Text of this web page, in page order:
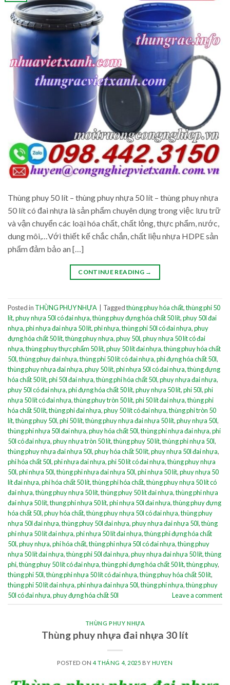
Thùng phuy 50 lít – thùng phuy nhựa 50 lít – thùng phuy nhựa
50 lít có đai nhựa là sản phẩm chuyên dụng trong việc lưu trữ
và vận chuyển các loại hóa chất, chất lỏng, thực phẩm, nước,
dung môi,…Với thiết kế chắc chắn, chất liệu nhựa HDPE sản
phẩm đảm bảo an […]
CONTINUE READING →
Posted in THÙNG PHUY NHỰA Taggedthùng phuy hóa chất,thùng phi 50
lít,phuy nhựa 50l có đai nhựa,thùng phuy đựng hóa chất 50 lít,phuy 50l đai
nhựa,phi nhựa đai nhựa 50 lít,phi nhựa,thùng phi 50l có đai nhựa,phuy
đựng hóa chất 50 lít,thùng phuy nhựa,phuy 50l,phuy nhựa 50 lít có đai
nhựa,thùng phuy thực phẩm 50 lít,phuy 50 lít đai nhựa,thùng phuy hóa chất
50l,thùng phuy đai nhựa,thùng phi 50 lít có đai nhựa,phi đựng hóa chất 50l,
thùng phuy nhựa đai nhựa,phuy 50 lít,phi nhựa 50l có đai nhựa,thùng đựng
hóa chất 50 lít,phi 50l đai nhựa,thùng phi hóa chất 50l,phuy nhựa đai nhựa,
phuy 50l có đai nhựa,phi đựng hóa chất 50 lít,phuy nhựa 50 lít,phi 50l,phi
nhựa 50 lít có đai nhựa,thùng phuy tròn 50 lít,phi 50 lít đai nhựa,thùng phi
hóa chất 50 lít,thùng phi đai nhựa,phuy 50 lít có đai nhựa,thùng phi tròn 50
lít,thùng phuy 50l,phi 50 lít,thùng phuy nhựa đai nhựa 50 lít,phuy nhựa 50l,
thùng phi nhựa 50l đai nhựa,phuy hóa chất 50l,thùng phi nhựa đai nhựa,phi
50l có đai nhựa,phuy nhựa tròn 50 lít,thùng phuy 50 lít,thùng phi nhựa 50l,
thùng phuy nhựa đai nhựa 50l,phuy hóa chất 50 lít,phuy nhựa 50l đai nhựa,
phi hóa chất 50l,phi nhựa đai nhựa,phi 50 lít có đai nhựa,thùng phuy nhựa
50l,phi nhựa 50l,thùng phi nhựa đai nhựa 50l,phi nhựa 50 lít,phuy nhựa 50
lít đai nhựa,phi hóa chất 50 lít,thùng phi hóa chất,thùng phuy nhựa 50 lít có
đai nhựa,thùng phuy nhựa 50 lít,thùng phuy 50 lít đai nhựa,thùng phi nhựa
đai nhựa 50 lít,thung phi nhựa 50 lít,phi nhựa 50l đai nhựa,thùng phuy đựng
hóa chất 50l,phuy hóa chất,thùng phuy nhựa 50l có đai nhựa,thùng phuy
nhựa 50l đai nhựa,thùng phuy 50l đai nhựa,phuy nhựa đai nhựa 50l,thùng
phi nhựa 50 lít đai nhựa,phi nhựa 50 lít đai nhựa,thùng phi đựng hóa chất
50l,phuy nhựa,phi hóa chất,thùng phi nhựa 50l có đai nhựa,thùng phuy
nhựa 50 lít đai nhựa,thùng phi 50l đai nhựa,phuy nhựa đai nhựa 50 lít,thùng
phi,thùng phuy 50 lít có đai nhựa,thùng phi đựng hóa chất 50 lít,thùng phuy,
thùng phi 50l,thùng phi nhựa 50 lít có đai nhựa,thùng phuy hóa chất 50 lít,
thùng phi 50 lít đai nhựa,phi nhựa đai nhựa 50l,thùng phi nhựa,thùng phuy
50l có đai nhựa,phuy đựng hóa chất 50l Leave a comment
THÙNG PHUY NHỰA
Thùng phuy nhựa đai nhựa 30 lít
POSTED ON4 THÁNG 4, 2025 BY HUYEN